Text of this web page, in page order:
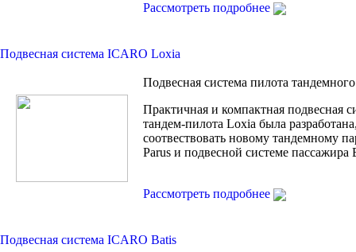
Рассмотреть подробнее
Подвесная система ICARO Loxia
Подвесная система пилота
Практичная и компактная подвесная
тандем-пилота Loxia была
соотвествовать новому тандемному
Parus и подвесной системе пассажира
Рассмотреть подробнее
Подвесная система ICARO Batis